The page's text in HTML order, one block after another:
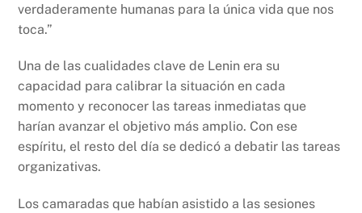
verdaderamente humanas para la única vida que nos
toca.”
Una de las cualidades clave de Lenin era su
capacidad para calibrar la situación en cada
momento y reconocer las tareas inmediatas que
harían avanzar el objetivo más amplio. Con ese
espíritu, el resto del día se dedicó a debatir las tareas
organizativas.
Los camaradas que habían asistido a las sesiones